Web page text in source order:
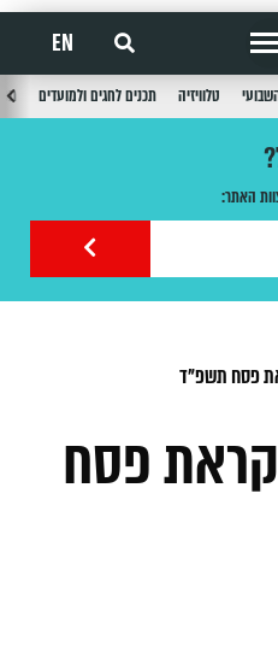
EN
טלוויזיה תכנים לחגים ולמועדים
האתר:
פסח תשפ"ד
פסח